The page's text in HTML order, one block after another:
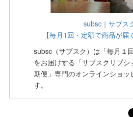
subsc｜サブス
【毎月1回・定額で商品が届
subsc（サブスク）は「毎月１
をお届けする「サブスクリプシ
期便」専門のオンラインショッ
す。